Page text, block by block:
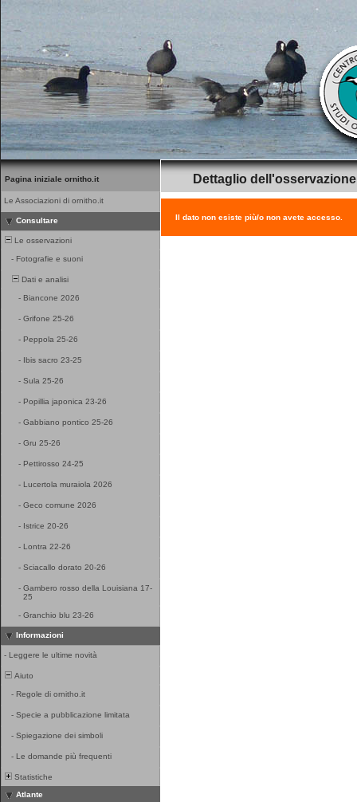
Pagina iniziale ornitho.it
Le Associazioni di ornitho.it
Consultare
Le osservazioni
- Fotografie e suoni
Dati e analisi
- Biancone 2026
- Grifone 25-26
- Peppola 25-26
- Ibis sacro 23-25
- Sula 25-26
- Popillia japonica 23-26
- Gabbiano pontico 25-26
- Gru 25-26
- Pettirosso 24-25
- Lucertola muraiola 2026
- Geco comune 2026
- Istrice 20-26
- Lontra 22-26
- Sciacallo dorato 20-26
- Gambero rosso della Louisiana 17-
25
- Granchio blu 23-26
Informazioni
- Leggere le ultime novità
Aiuto
- Regole di ornitho.it
- Specie a pubblicazione limitata
- Spiegazione dei simboli
- Le domande più frequenti
Statistiche
Atlante
Dettaglio dell'osservazione
Il dato non esiste più/o non avete accesso.